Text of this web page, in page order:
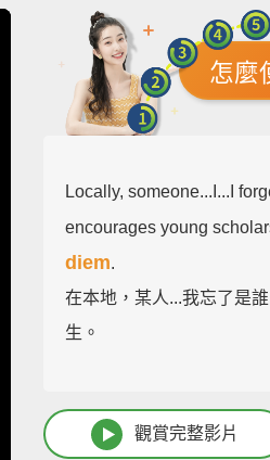
怎麼
Locally, someone...I...I
encourages young
diem.
在本地，某人...我忘了是
生。
觀賞完整影片